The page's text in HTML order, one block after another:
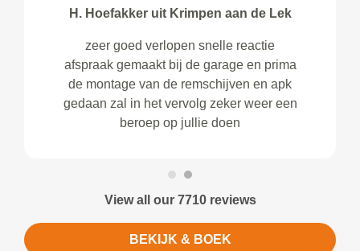
H. Hoefakker uit Krimpen aan de Lek
zeer goed verlopen snelle reactie
afspraak gemaakt bij de garage en prima
de montage van de remschijven en apk
gedaan zal in het vervolg zeker weer een
beroep op jullie doen
View all our 7710 reviews
BEKIJK & BOEK